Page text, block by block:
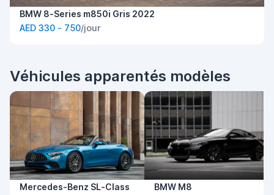
BMW 8-Series m850i Gris 2022
AED 330 - 750/jour
Véhicules apparentés modèles
Mercedes-Benz SL-Class
BMW M8